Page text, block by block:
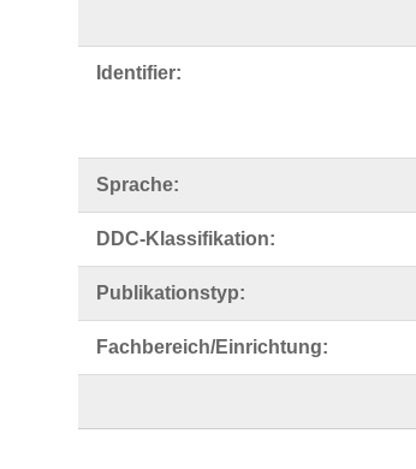
Identifier:
Sprache:
DDC-Klassifikation:
Publikationstyp:
Fachbereich/Einrichtung: